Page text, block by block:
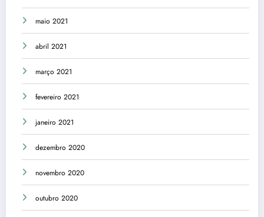
maio 2021
abril 2021
março 2021
fevereiro 2021
janeiro 2021
dezembro 2020
novembro 2020
outubro 2020